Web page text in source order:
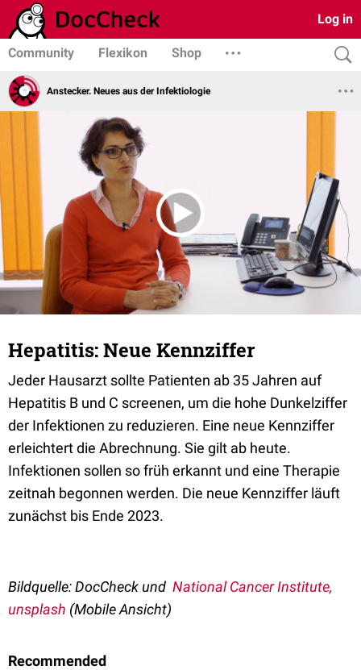
Log in
Community Flexikon Shop
Anstecker. Neues aus der Infektiologie
Hepatitis: Neue Kennziffer
Jeder Hausarzt sollte Patienten ab 35 Jahren auf
Hepatitis B und C screenen, um die hohe Dunkelziffer
der Infektionen zu reduzieren. Eine neue Kennziffer
erleichtert die Abrechnung. Sie gilt ab heute.
Infektionen sollen so früh erkannt und eine Therapie
zeitnah begonnen werden. Die neue Kennziffer läuft
zunächst bis Ende 2023.
Bildquelle:DocCheck und National Cancer Institute,
unsplash (Mobile Ansicht)
Recommended